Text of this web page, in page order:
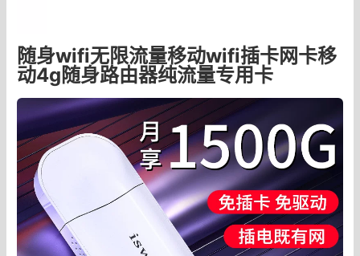
随身wifi无限流量移动wifi插卡网卡移
动4g随身路由器纯流量专用卡